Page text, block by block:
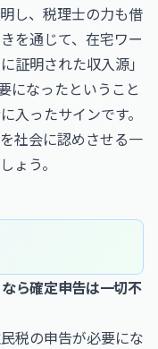
し、税理士の力も借
を通じて、在宅ワー
証明された収入源」
になったということ
入ったサインです。
社会に認めさせる一
ょう。
ら確定申告は一切不
税の申告が必要にな